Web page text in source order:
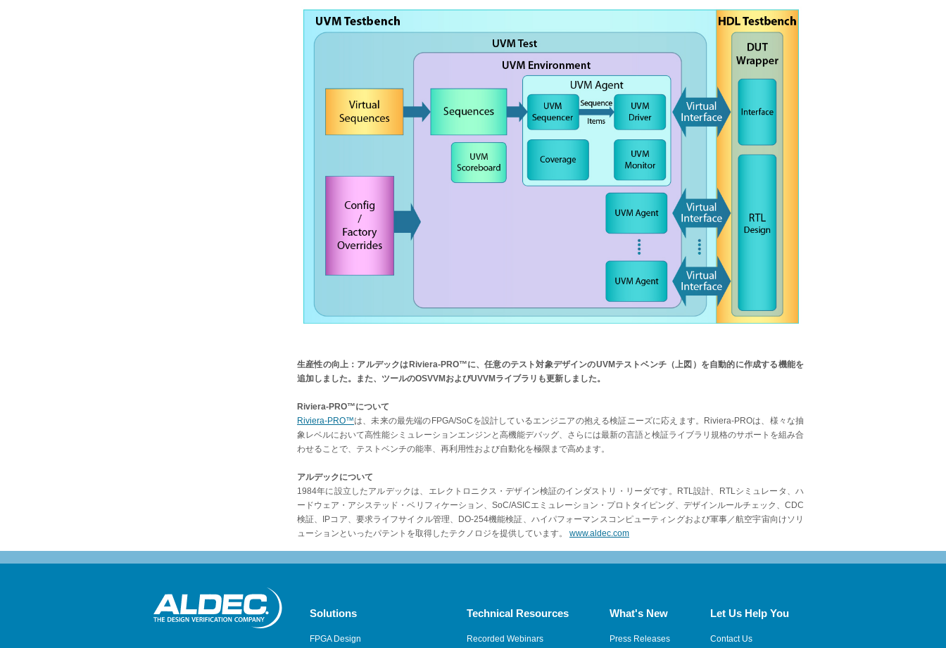
生産性の向上：アルデックはRiviera-PRO™に、任意のテスト対象デザインのUVMテストベンチ（上図）を自動的に作成する機能を
追加しました。また、ツールのOSVVMおよびUVVMライブラリも更新しました。
Riviera-PRO™について
Riviera-PRO™は、未来の最先端のFPGA/SoCを設計しているエンジニアの抱える検証ニーズに応えます。Riviera-PROは、様々な抽
象レベルにおいて高性能シミュレーションエンジンと高機能デバッグ、さらには最新の言語と検証ライブラリ規格のサポートを組み合
わせることで、テストベンチの能率、再利用性および自動化を極限まで高めます。
アルデックについて
1984年に設立したアルデックは、エレクトロニクス・デザイン検証のインダストリ・リーダです。RTL設計、RTLシミュレータ、ハ
ードウェア・アシステッド・ベリフィケーション、SoC/ASICエミュレーション・プロトタイピング、デザインルールチェック、CDC
検証、IPコア、要求ライフサイクル管理、DO-254機能検証、ハイパフォーマンスコンピューティングおよび軍事／航空宇宙向けソリ
ューションといったパテントを取得したテクノロジを提供しています。 www.aldec.com
Solutions
FPGA Design
Technical Resources
Recorded Webinars
What's New
Press Releases
Let Us Help You
Contact Us